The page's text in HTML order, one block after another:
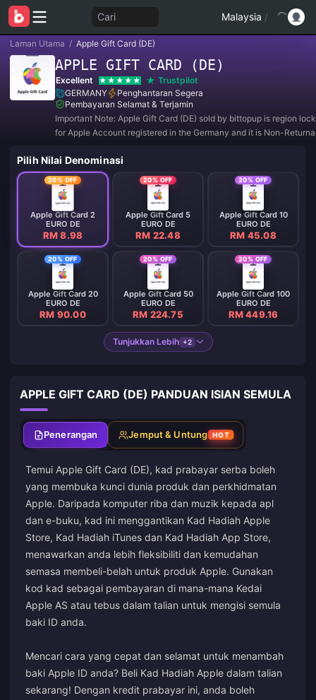
Cari Malaysia /
Laman Utama / Apple Gift Card (DE)
APPLE GIFT CARD (DE)
Excellent
Trustpilot
GERMANY
Penghantaran Segera
Pembayaran Selamat & Terjamin
Important Note: Apple Gift Card (DE) sold by bittopup is region
for Apple Account registered in the Germany and it is Non-
Pilih Nilai Denominasi
20% OFF
Apple Gift Card 2
EURO DE
RM 8.98
20% OFF
Apple Gift Card 5
EURO DE
RM 22.48
20% OFF
Apple Gift Card 10
EURO DE
RM 45.08
20% OFF
Apple Gift Card 20
EURO DE
RM 90.00
20% OFF
Apple Gift Card 50
EURO DE
RM 224.75
20% OFF
Apple Gift Card 100
EURO DE
RM 449.16
Tunjukkan Lebih +2
APPLE GIFT CARD (DE) PANDUAN ISIAN SEMULA
Penerangan Jemput & Untung HOT
Temui Apple Gift Card (DE), kad prabayar serba boleh
yang membuka kunci dunia produk dan perkhidmatan
Apple. Daripada komputer riba dan muzik kepada apl
dan e-buku, kad ini menggantikan Kad Hadiah Apple
Store, Kad Hadiah iTunes dan Kad Hadiah App Store,
menawarkan anda lebih fleksibiliti dan kemudahan
semasa membeli-belah untuk produk Apple. Gunakan
kod kad sebagai pembayaran di mana-mana Kedai
Apple AS atau tebus dalam talian untuk mengisi semula
baki ID anda.
Mencari cara yang cepat dan selamat untuk menambah
baki Apple ID anda? Beli Kad Hadiah Apple dalam talian
sekarang! Dengan kredit prabayar ini, anda boleh